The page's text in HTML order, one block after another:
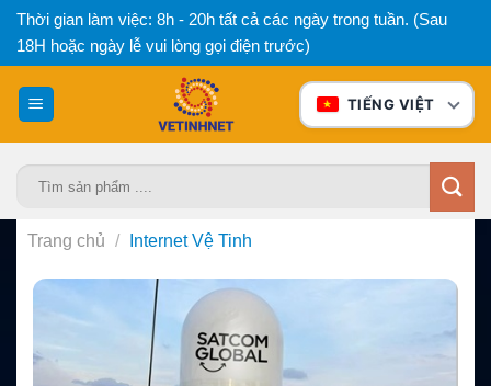
Bỏ
qua
nội
dung
Thời gian làm việc: 8h - 20h tất cả các ngày trong tuần. (Sau
18H hoặc ngày lễ vui lòng gọi điện trước)
TIẾNG VIỆT
Trang chủ / Internet Vệ Tinh